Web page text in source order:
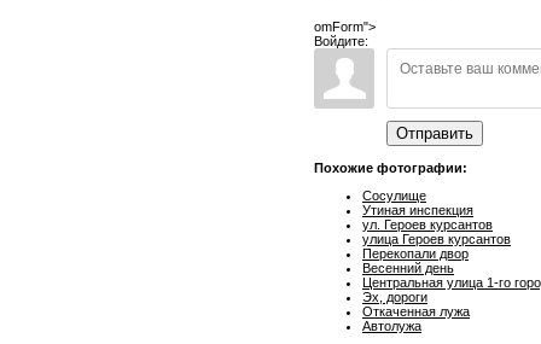
omForm">
Войдите:
Отправить
Похожие фотографии:
Сосулище
Утиная инспекция
ул. Героев курсантов
улица Героев курсантов
Перекопали двор
Весенний день
Центральная улица 1-го
Эх, дороги
Откаченная лужа
Автолужа